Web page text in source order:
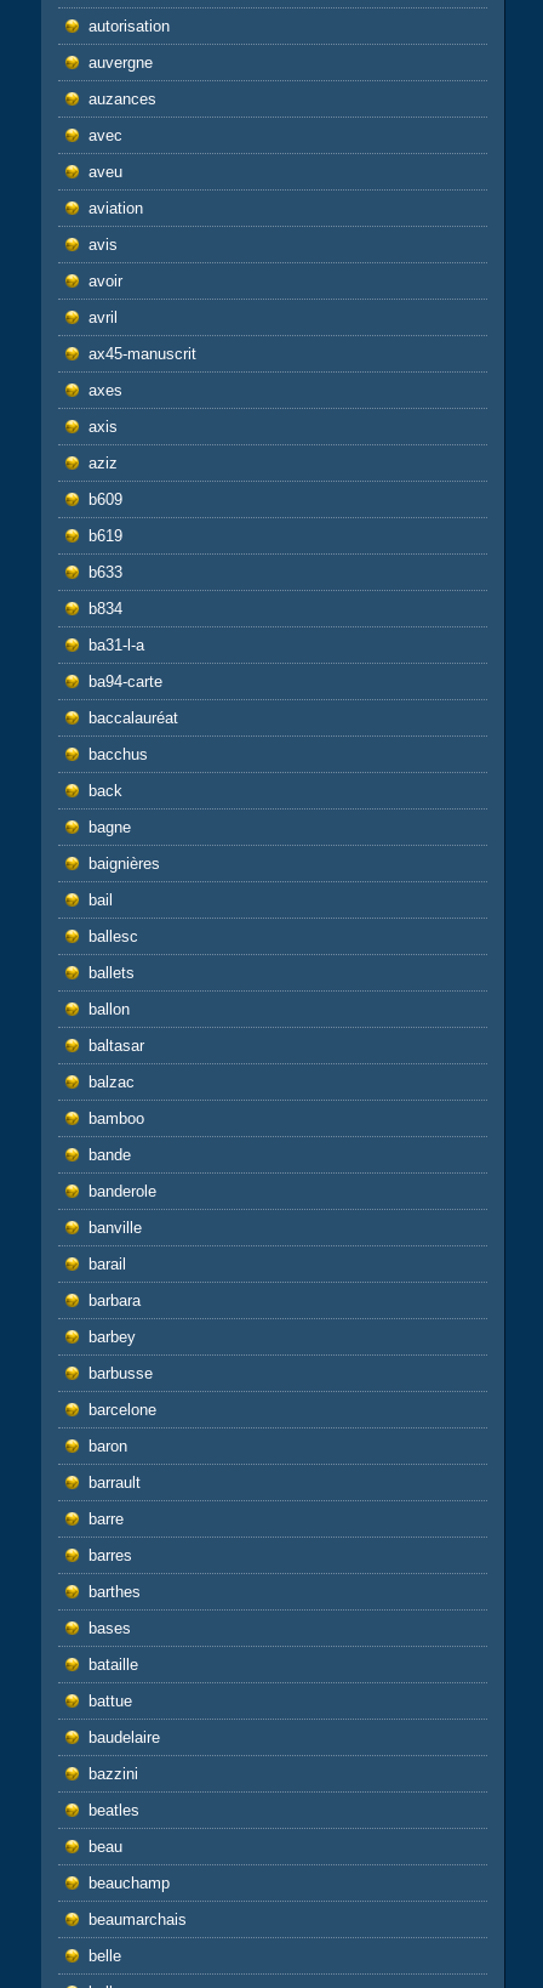
autorisation
auvergne
auzances
avec
aveu
aviation
avis
avoir
avril
ax45-manuscrit
axes
axis
aziz
b609
b619
b633
b834
ba31-l-a
ba94-carte
baccalauréat
bacchus
back
bagne
baignières
bail
ballesc
ballets
ballon
baltasar
balzac
bamboo
bande
banderole
banville
barail
barbara
barbey
barbusse
barcelone
baron
barrault
barre
barres
barthes
bases
bataille
battue
baudelaire
bazzini
beatles
beau
beauchamp
beaumarchais
belle